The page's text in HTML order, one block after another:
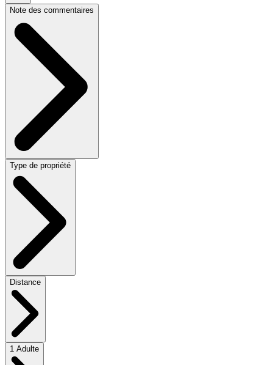
Note des commentaires
Type de propriété
Distance
1 Adulte